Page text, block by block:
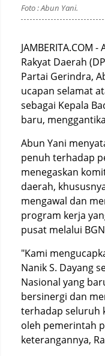
Foto : Abun Yani.
JAMBERITA.COM
Rakyat Daerah
Partai Gerindra,
ucapan selamat
sebagai Kepala
baru,
Abun Yani
penuh terhadap
menegaskan
daerah,
mengawal dan
program kerja
pusat melalui
"Kami
Nanik S. Dayang
Nasional yang
bersinergi dan
terhadap seluruh
oleh pemerintah
keterangannya,